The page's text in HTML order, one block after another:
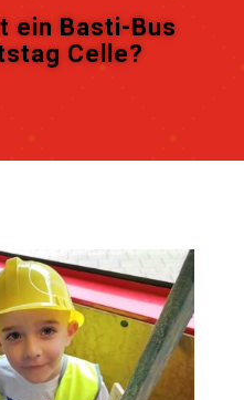
ein Basti-Bus
Celle?